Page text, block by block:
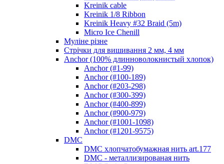
Kreinik cable
Kreinik 1/8 Ribbon
Kreinik Heavy #32 Braid (5m)
Micro Ice Chenill
Муліне різне
Стрічки для вишивання 2 мм, 4 мм
Anchor (100% длинноволокнистый хлопок)
Anchor (#1-99)
Anchor (#100-189)
Anchor (#203-298)
Anchor (#300-399)
Anchor (#400-899)
Anchor (#900-979)
Anchor (#1001-1098)
Anchor (#1201-9575)
DMC
DMC хлопчатобумажная нить art.177
DMC - металлизированая нить